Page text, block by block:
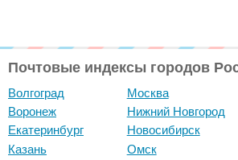
Почтовые индексы городов
Волгоград
Воронеж
Екатеринбург
Казань
Москва
Нижний Новгород
Новосибирск
Омск